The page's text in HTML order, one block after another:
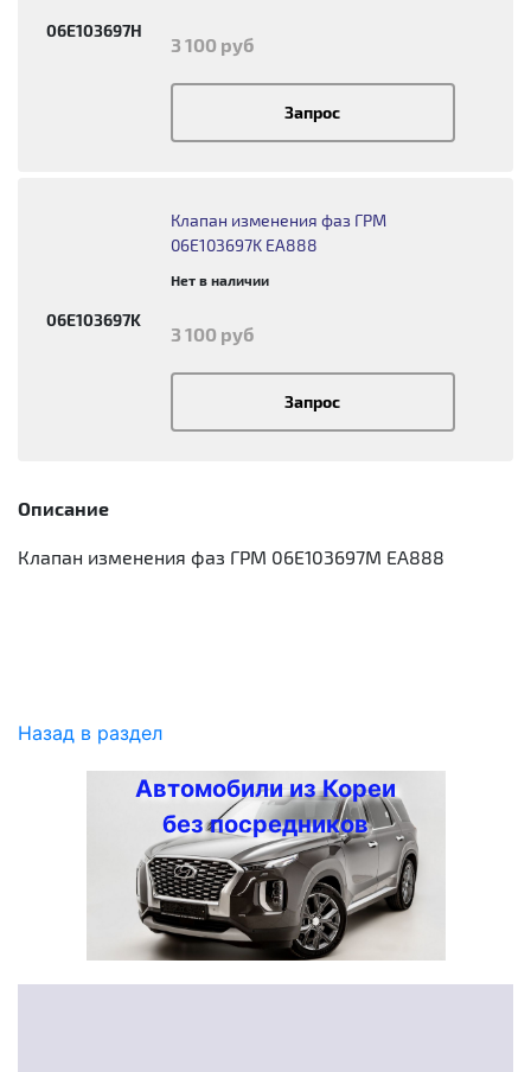
06E103697H
3 100 руб
Запрос
06E103697K
Клапан изменения фаз ГРМ
06E103697K EA888
Нет в наличии
3 100 руб
Запрос
Описание
Клапан изменения фаз ГРМ 06E103697M EA888
Назад в раздел
Автомобили из Кореи
без посредников